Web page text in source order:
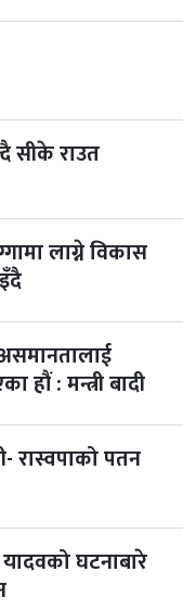
सीके राउत
लाग्ने विकास
हौं : मन्त्री बादी
रास्वपाको पतन
घटनाबारे